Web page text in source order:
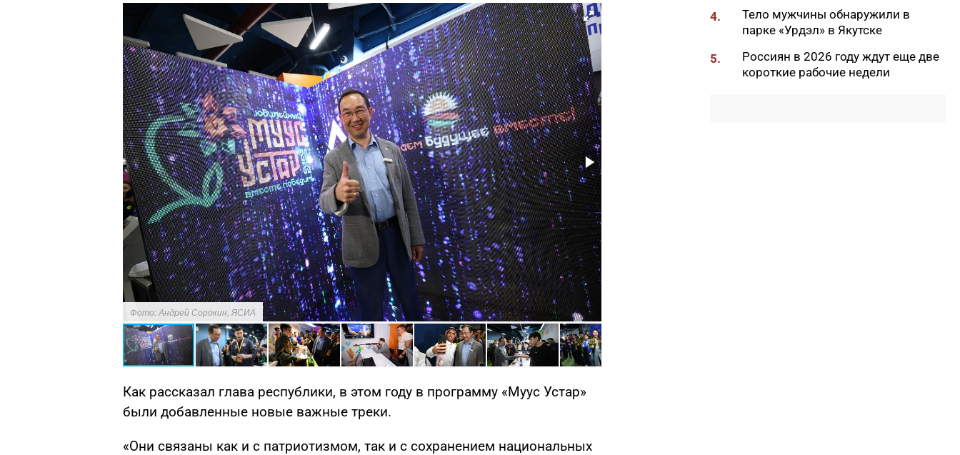
Фото: Андрей Сорокин, ЯСИА
Как рассказал глава республики, в этом году в программу «Муус Устар»
были добавленные новые важные треки.
«Они связаны как и с патриотизмом, так и с сохранением национальных
10:22
В Усть-Майском районе
ликвидировали лесной пожар
на 13 гектарах
10:01
Якутяне рассказали, что
считают главным подарком в
4.
Тело мужчины обнаружили в
парке «Урдэл» в Якутске
5.
Россиян в 2026 году ждут еще две
короткие рабочие недели